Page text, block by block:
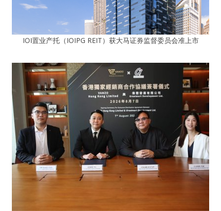
IOI置业产托（IOIPG REIT）获大马证券监督委员会准上市